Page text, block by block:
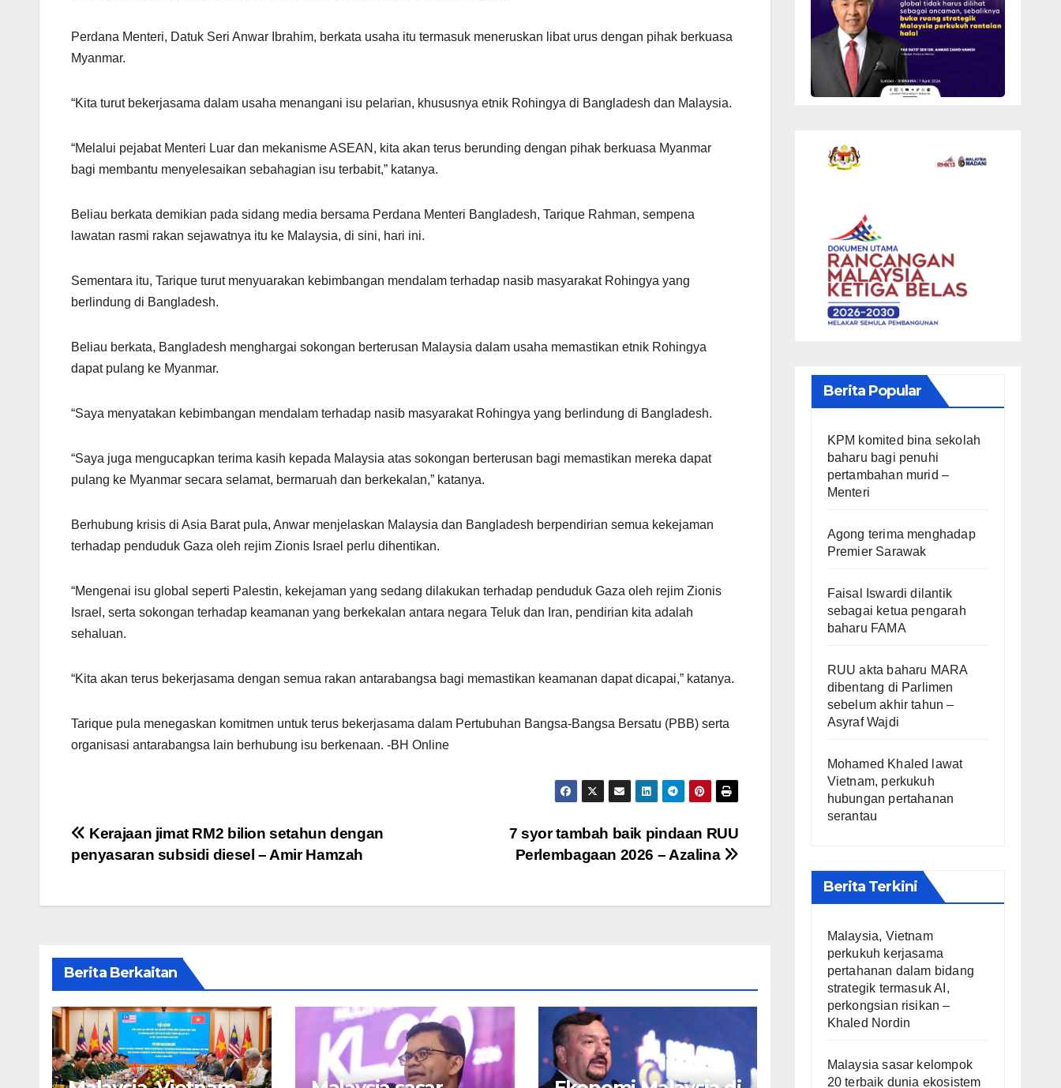
A
p
a
b
k
Perdana Menteri, Datuk Seri Anwar Ibrahim, berkata usaha itu termasuk meneruskan libat urus dengan pihak berkuasa
Myanmar.
“Kita turut bekerjasama dalam usaha menangani isu pelarian, khususnya etnik Rohingya di Bangladesh dan Malaysia.
“Melalui pejabat Menteri Luar dan mekanisme ASEAN, kita akan terus berunding dengan pihak berkuasa Myanmar
bagi membantu menyelesaikan sebahagian isu terbabit,” katanya.
Beliau berkata demikian pada sidang media bersama Perdana Menteri Bangladesh, Tarique Rahman, sempena
lawatan rasmi rakan sejawatnya itu ke Malaysia, di sini, hari ini.
Sementara itu, Tarique turut menyuarakan kebimbangan mendalam terhadap nasib masyarakat Rohingya yang
berlindung di Bangladesh.
Beliau berkata, Bangladesh menghargai sokongan berterusan Malaysia dalam usaha memastikan etnik Rohingya
dapat pulang ke Myanmar.
“Saya menyatakan kebimbangan mendalam terhadap nasib masyarakat Rohingya yang berlindung di Bangladesh.
“Saya juga mengucapkan terima kasih kepada Malaysia atas sokongan berterusan bagi memastikan mereka dapat
pulang ke Myanmar secara selamat, bermaruah dan berkekalan,” katanya.
Berhubung krisis di Asia Barat pula, Anwar menjelaskan Malaysia dan Bangladesh berpendirian semua kekejaman
terhadap penduduk Gaza oleh rejim Zionis Israel perlu dihentikan.
“Mengenai isu global seperti Palestin, kekejaman yang sedang dilakukan terhadap penduduk Gaza oleh rejim Zionis
Israel, serta sokongan terhadap keamanan yang berkekalan antara negara Teluk dan Iran, pendirian kita adalah
sehaluan.
“Kita akan terus bekerjasama dengan semua rakan antarabangsa bagi memastikan keamanan dapat dicapai,” katanya.
Tarique pula menegaskan komitmen untuk terus bekerjasama dalam Pertubuhan Bangsa-Bangsa Bersatu (PBB) serta
organisasi antarabangsa lain berhubung isu berkenaan. -BH Online
Post
navigation
7 syor tambah baik pindaan RUU
Perlembagaan 2026 – Azalina
Kerajaan jimat RM2 bilion setahun dengan
penyasaran subsidi diesel – Amir Hamzah
Berita Berkaitan
Berita Popular
KPM komited bina sekolah
baharu bagi penuhi
pertambahan murid –
Menteri
Agong terima menghadap
Premier Sarawak
Faisal Iswardi dilantik
sebagai ketua pengarah
baharu FAMA
RUU akta baharu MARA
dibentang di Parlimen
sebelum akhir tahun –
Asyraf Wajdi
Mohamed Khaled lawat
Vietnam, perkukuh
hubungan pertahanan
serantau
Berita Terkini
Malaysia, Vietnam
perkukuh kerjasama
pertahanan dalam bidang
strategik termasuk AI,
perkongsian risikan –
Khaled Nordin
Malaysia sasar kelompok
20 terbaik dunia ekosistem